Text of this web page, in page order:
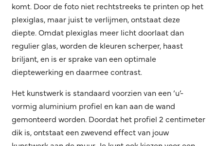
komt. Door de foto niet rechtstreeks te printen op het
plexiglas, maar juist te verlijmen, ontstaat deze
diepte. Omdat plexiglas meer licht doorlaat dan
regulier glas, worden de kleuren scherper, haast
briljant, en is er sprake van een optimale
dieptewerking en daarmee contrast.
Het kunstwerk is standaard voorzien van een ‘u’-
vormig aluminium profiel en kan aan de wand
gemonteerd worden. Doordat het profiel 2 centimeter
dik is, ontstaat een zwevend effect van jouw